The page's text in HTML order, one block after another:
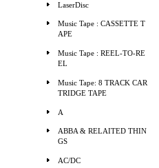
LaserDisc
Music Tape : CASSETTE T
APE
Music Tape : REEL-TO-RE
EL
Music Tape: 8 TRACK CAR
TRIDGE TAPE
A
ABBA & RELAITED THIN
GS
AC/DC